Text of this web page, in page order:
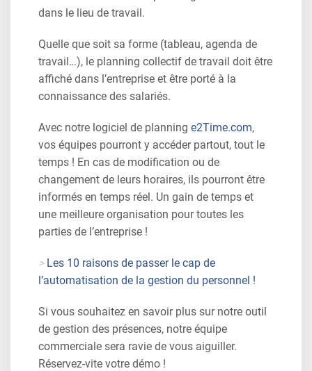
dans le lieu de travail.
Quelle que soit sa forme (tableau, agenda de
travail…), le planning collectif de travail doit être
affiché dans l’entreprise et être porté à la
connaissance des salariés.
Avec notre logiciel de planning e2Time.com,
vos équipes pourront y accéder partout, tout le
temps ! En cas de modification ou de
changement de leurs horaires, ils pourront être
informés en temps réel. Un gain de temps et
une meilleure organisation pour toutes les
parties de l’entreprise !
> Les 10 raisons de passer le cap de
l’automatisation de la gestion du personnel !
Si vous souhaitez en savoir plus sur notre outil
de gestion des présences, notre équipe
commerciale sera ravie de vous aiguiller.
Réservez-vite votre démo !